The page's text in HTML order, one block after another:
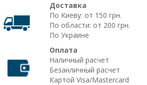
Доставка
По Киеву: от 150 грн.
По области: от 200 грн.
По Украине
Оплата
Наличный расчет
Безанличный расчет
Картой Visa/Mastercard